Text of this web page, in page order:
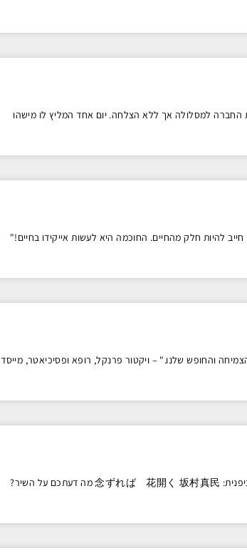
החברה למסלולה אך ללא הצלחה. יום אחד המליץ לו מישהו
להיות חלק מהחיים. החוכמה היא לעשות אייקידו בחיים!"
והחופש שלנו." – ויקטור פרנקל, רופא ופסיכיאטר, מייסד
גם השבוע קראתי בדוג'ו שיר של סאקאמורה סנסאי אם תרצה ותתפלל הפרח ייפתח או ביפנית: 念ずれば 花開く 坂村真民 מה דעתכם על השיר?